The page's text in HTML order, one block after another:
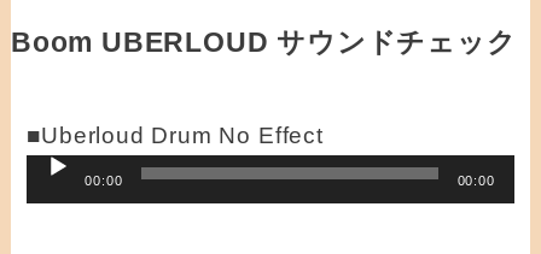
Boom UBERLOUD サウンドチェック
■Uberloud Drum No Effect
00:00 00:00